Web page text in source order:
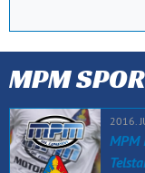
MPM
2016.
MPM